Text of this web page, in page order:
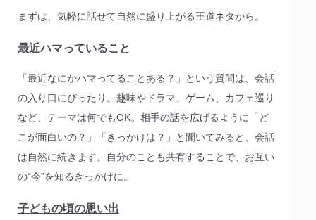
まずは、気軽に話せて自然に盛り上がる王道ネタから。
最近ハマっていること
「最近なにかハマってることある？」という質問は、会話
の入り口にぴったり。趣味やドラマ、ゲーム、カフェ巡り
など、テーマは何でもOK。相手の話を広げるように「ど
こが面白いの？」「きっかけは？」と聞いてみると、会話
は自然に続きます。自分のことも共有することで、お互い
の“今”を知るきっかけに。
子どもの頃の思い出